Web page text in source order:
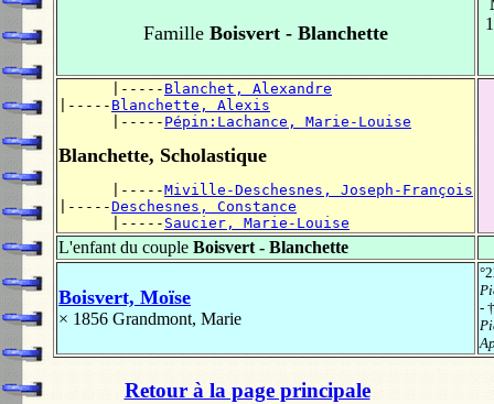
Famille Boisvert - Blanchette
      |-----
Blanchet, Alexandre
|----- Blanchette, Alexis
      |-----
Pépin:Lachance, Marie-Louise
Blanchette, Scholastique
      |-----
Miville-Deschesnes, Joseph-François
|-----Deschesnes, Constance
      |-----
Saucier, Marie-Louise
L'enfant du couple Boisvert - Blanchette
Boisvert, Moïse
× 1856 Grandmont, Marie
-
Retour à la page principale